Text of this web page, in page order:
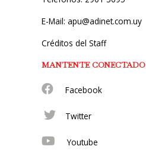
E-Mail: apu@adinet.com.uy
Créditos del Staff
MANTENTE CONECTADO
Facebook
Twitter
Youtube